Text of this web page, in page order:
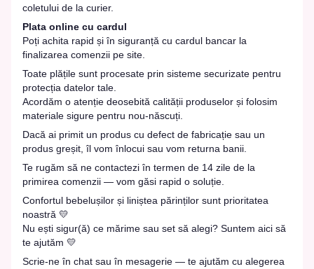
coletului de la curier.
Plata online cu cardul
Poți achita rapid și în siguranță cu cardul bancar la
finalizarea comenzii pe site.
Toate plățile sunt procesate prin sisteme securizate pentru
protecția datelor tale.
Acordăm o atenție deosebită calității produselor și folosim
materiale sigure pentru nou-născuți.
Dacă ai primit un produs cu defect de fabricație sau un
produs greșit, îl vom înlocui sau vom returna banii.
Te rugăm să ne contactezi în termen de 14 zile de la
primirea comenzii — vom găsi rapid o soluție.
Confortul bebelușilor și liniștea părinților sunt prioritatea
noastră 💛
Nu ești sigur(ă) ce mărime sau set să alegi? Suntem aici să
te ajutăm 💛
Scrie-ne în chat sau în mesagerie — te ajutăm cu alegerea